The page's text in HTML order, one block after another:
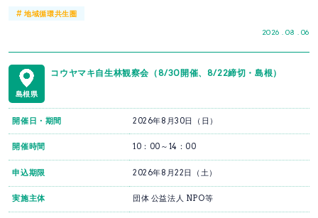
2026 . 08 . 06
#地域循環共生圏
島根県
コウヤマキ自生林観察会（8/30開催、8/22締切・島根）
開催日・期間 2026年8月30日（日）
開催時間 10：00～14：00
申込期限 2026年8月22日（土）
実施主体 団体 公益法人 NPO等